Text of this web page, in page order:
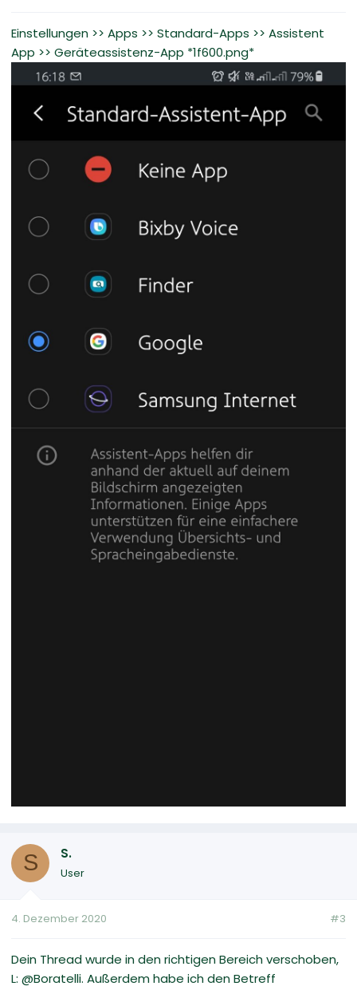
Einstellungen >> Apps >> Standard-Apps >> Assistent
App >> Geräteassistenz-App *1f600.png*
S S.
User
4. Dezember 2020 #3
Dein Thread wurde in den richtigen Bereich verschoben,
L: @Boratelli. Außerdem habe ich den Betreff